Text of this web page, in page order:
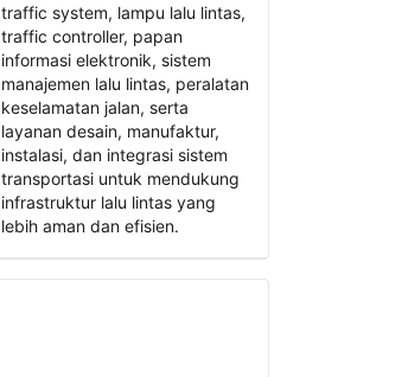
traffic system, lampu lalu lintas,
traffic controller, papan
informasi elektronik, sistem
manajemen lalu lintas, peralatan
keselamatan jalan, serta
layanan desain, manufaktur,
instalasi, dan integrasi sistem
transportasi untuk mendukung
infrastruktur lalu lintas yang
lebih aman dan efisien.